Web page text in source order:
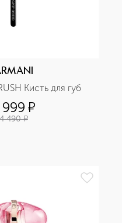
Кисть для губ
999 ¤
4 490 ¤